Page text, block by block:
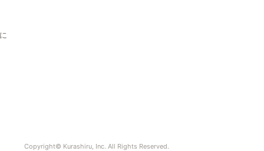
Copyright© Kurashiru, Inc. All Rights Reserved.